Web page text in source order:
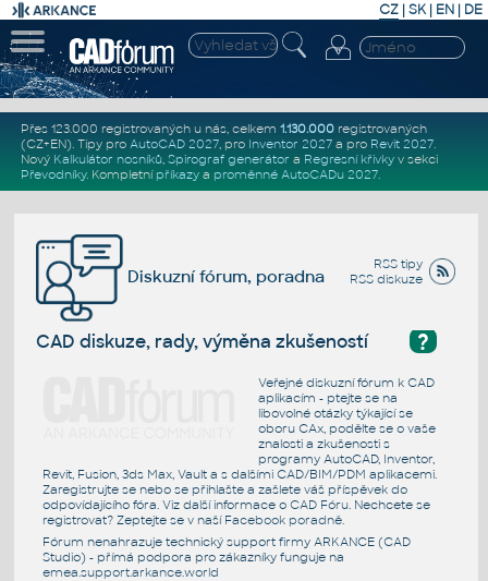
CZ | SK| EN | DE
Přes 123.000 registrovaných u nás, celkem 1.130.000registrovaných
(CZ+EN). Tipy pro AutoCAD 2027, pro Inventor 2027a pro Revit 2027.
Nový Kalkulátor nosníků, Spirograf generátor a Regresní křivkyv sekci
Převodníky. Kompletní příkazya proměnné AutoCADu 2027.
RSS tipy
RSS diskuze
Diskuzní fórum, poradna
?
CAD diskuze, rady, výměna zkušeností
Veřejné diskuzní fórum k CAD
aplikacím - ptejte se na
libovolné otázky týkající se
oboru CAx, podělte se o vaše
znalosti a zkušenosti s
programy AutoCAD, Inventor,
Revit, Fusion, 3ds Max, Vault a s dalšími CAD/BIM/PDM aplikacemi.
Zaregistrujte se nebo se přihlašte a zašlete váš příspěvek do
odpovídajícího fóra. Viz další informace o CAD Fóru. Nechcete se
registrovat? Zeptejte se v naší Facebook poradně.
Fórum nenahrazuje technický support firmy ARKANCE (CAD
Studio) - přímá podpora pro zákazníky funguje na
emea.support.arkance.world